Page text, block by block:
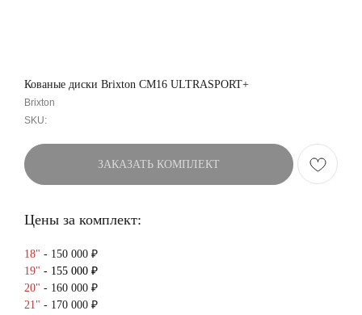
Кованые диски Brixton CM16 ULTRASPORT+
Brixton
SKU:
ЗАКАЗАТЬ КОМПЛЕКТ
Цены за комплект:
18" - 150 000 ₽
19" - 155 000 ₽
20" - 160 000 ₽
21" - 170 000 ₽